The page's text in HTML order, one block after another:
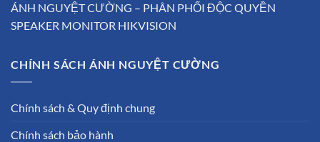
ÁNH NGUYỆT CƯỜNG – PHÂN PHỐI ĐỘC QUYỀN
SPEAKER MONITOR HIKVISION
CHÍNH SÁCH ÁNH NGUYỆT CƯỜNG
Chính sách & Quy định chung
Chính sách bảo hành